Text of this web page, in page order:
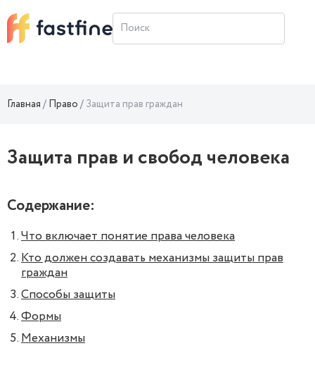
Главная Право Защита прав граждан
Защита прав и свобод человека
Содержание:
Что включает понятие права человека
Кто должен создавать механизмы защиты прав
граждан
Способы защиты
Формы
Механизмы